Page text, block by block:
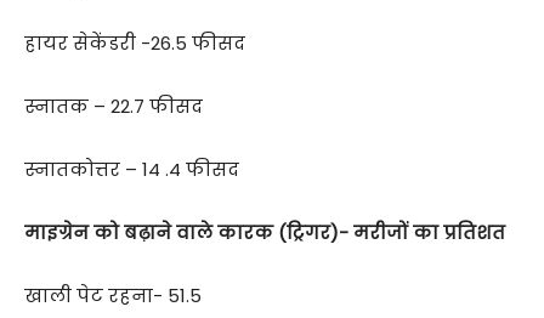
हायर सेकेंडरी -26.5 फीसद
स्नातक – 22.7 फीसद
स्नातकोत्तर – 14 .4 फीसद
माइग्रेन को बढ़ाने वाले कारक (ट्रिगर)- मरीजों का प्रतिशत
खाली पेट रहना- 51.5